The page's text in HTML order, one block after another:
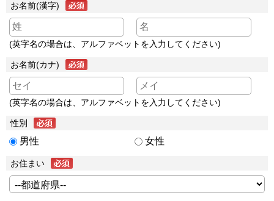
お名前(漢字)
(英字名の場合は、アルファベットを入力してください)
お名前(カナ)
(英字名の場合は、アルファベットを入力してください)
性別
男性 女性
お住まい